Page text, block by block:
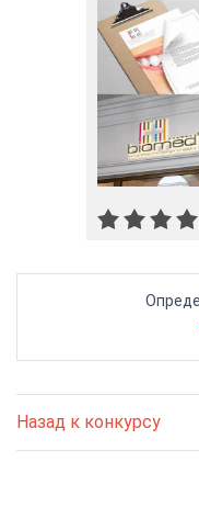
Назад к конкурсу